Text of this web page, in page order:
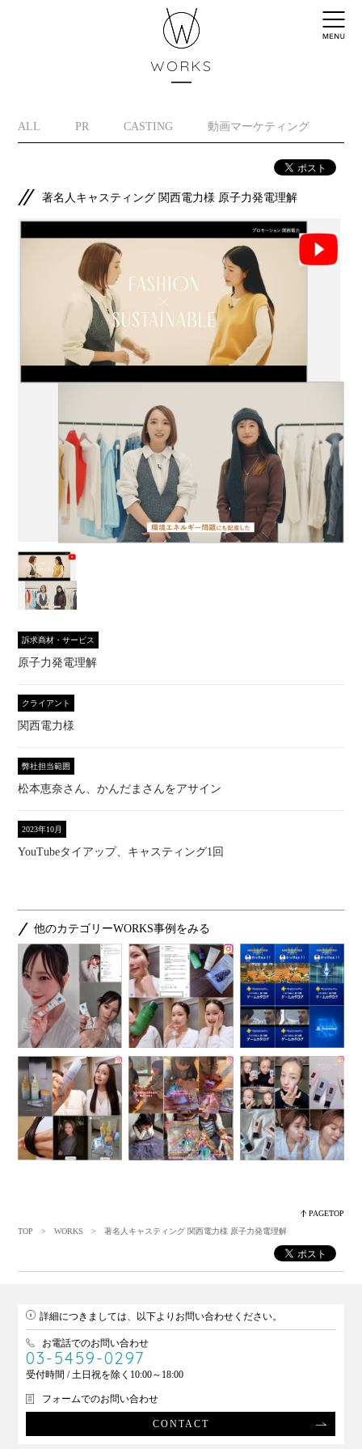
WORKS
ALL PR CASTING 動画マーケティング
著名人キャスティング 関西電力様 原子力発電理解
訴求商材・サービス
原子力発電理解
クライアント
関西電力様
弊社担当範囲
松本恵奈さん、かんだまさんをアサイン
2023年10月
YouTubeタイアップ、キャスティング1回
他のカテゴリーWORKS事例をみる
PAGETOP
TOP
>WORKS > 著名人キャスティング 関西電力様 原子力発電理解
詳細につきましては、以下よりお問い合わせください。
お電話でのお問い合わせ
03-5459-0297
受付時間 / 土日祝を除く10:00～18:00
フォームでのお問い合わせ
CONTACT